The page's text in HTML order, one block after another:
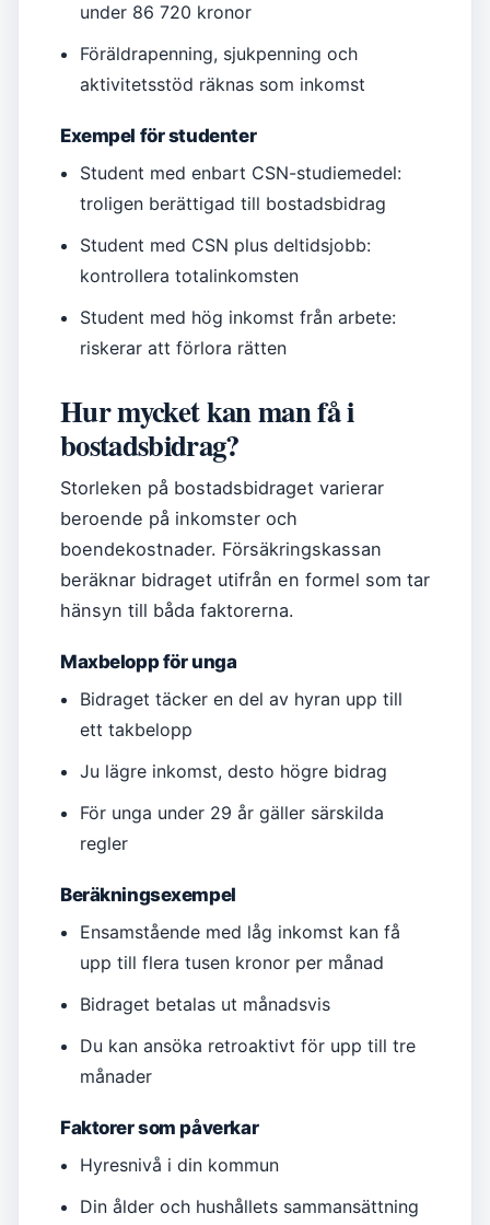
under 86 720 kronor
Föräldrapenning, sjukpenning och
aktivitetsstöd räknas som inkomst
Exempel för studenter
Student med enbart CSN-studiemedel:
troligen berättigad till bostadsbidrag
Student med CSN plus deltidsjobb:
kontrollera totalinkomsten
Student med hög inkomst från arbete:
riskerar att förlora rätten
Hur mycket kan man få i
bostadsbidrag?
Storleken på bostadsbidraget varierar
beroende på inkomster och
boendekostnader. Försäkringskassan
beräknar bidraget utifrån en formel som tar
hänsyn till båda faktorerna.
Maxbelopp för unga
Bidraget täcker en del av hyran upp till
ett takbelopp
Ju lägre inkomst, desto högre bidrag
För unga under 29 år gäller särskilda
regler
Beräkningsexempel
Ensamstående med låg inkomst kan få
upp till flera tusen kronor per månad
Bidraget betalas ut månadsvis
Du kan ansöka retroaktivt för upp till tre
månader
Faktorer som påverkar
Hyresnivå i din kommun
Din ålder och hushållets sammansättning